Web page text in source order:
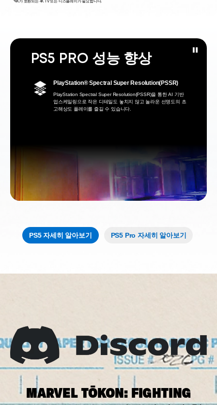
*4K가 호환되는 4K TV 또는 디스플레이가 필요합니다.
PS5 PRO 성능 향상
PlayStation® Spectral Super Resolution(PSSR)
PlayStation Spectral Super Resolution(PSSR)을 통한 AI 기반
업스케일링으로 작은 디테일도 놓치지 않고 놀라운 선명도의 초
고해상도 플레이를 즐길 수 있습니다.
PS5 자세히 알아보기 PS5 Pro 자세히 알아보기
MARVEL TŌKON: FIGHTING